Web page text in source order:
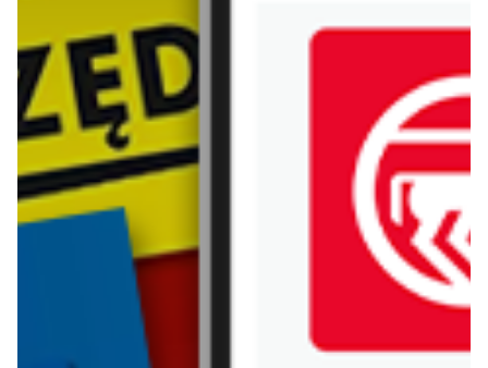
aktualna
Dealz
już za 1 dzień
WIĘCEJ GAZETEK DEALZ